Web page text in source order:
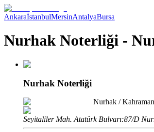
AnkaraİstanbulMersinAntalyaBursa
Nurhak Noterliği -
Nurhak Noterliği
Nurhak /
Seyitaliler Mah. Atatürk Bulvarı:87/D